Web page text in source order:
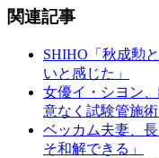
関連記事
SHIHO「秋成勲
いと感じた」
女優イ・シヨン
意なく試験管施術
ベッカム夫妻、
そ和解できる」